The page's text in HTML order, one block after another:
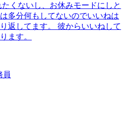
くないし、お休みモードにしと
多分何もしてないのでいいねは
返してます。 彼からいいねして
ます。
員